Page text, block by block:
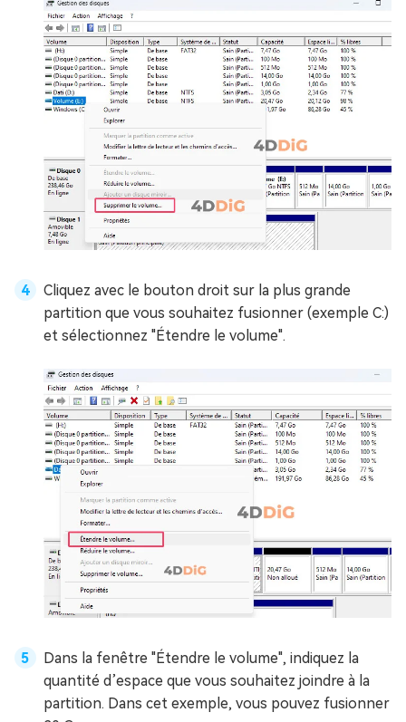
Cliquez avec le bouton droit sur la plus grande
partition que vous souhaitez fusionner (exemple C:)
et sélectionnez "Étendre le volume".
Dans la fenêtre "Étendre le volume", indiquez la
quantité d’espace que vous souhaitez joindre à la
partition. Dans cet exemple, vous pouvez fusionner